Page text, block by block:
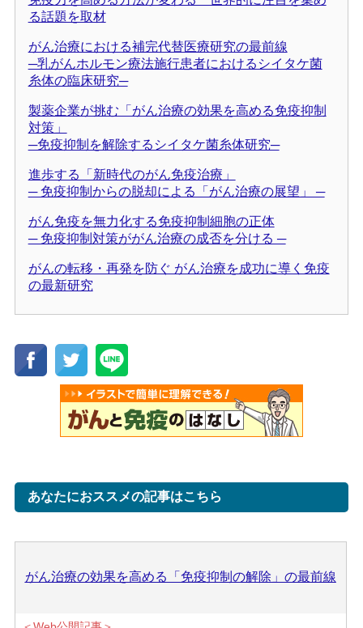
る話題を取材
がん治療における補完代替医療研究の最前線
─乳がんホルモン療法施行患者におけるシイタケ菌
糸体の臨床研究─
製薬企業が挑む「がん治療の効果を高める免疫抑制
対策」
─免疫抑制を解除するシイタケ菌糸体研究─
進歩する「新時代のがん免疫治療」
─ 免疫抑制からの脱却による「がん治療の展望」 ─
がん免疫を無力化する免疫抑制細胞の正体
─ 免疫抑制対策ががん治療の成否を分ける ─
がんの転移・再発を防ぐ がん治療を成功に導く免疫
の最新研究
あなたにおススメの記事はこちら
がん治療の効果を高める「免疫抑制の解除」の最前線